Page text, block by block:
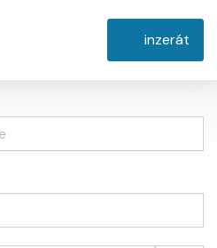
inzerát